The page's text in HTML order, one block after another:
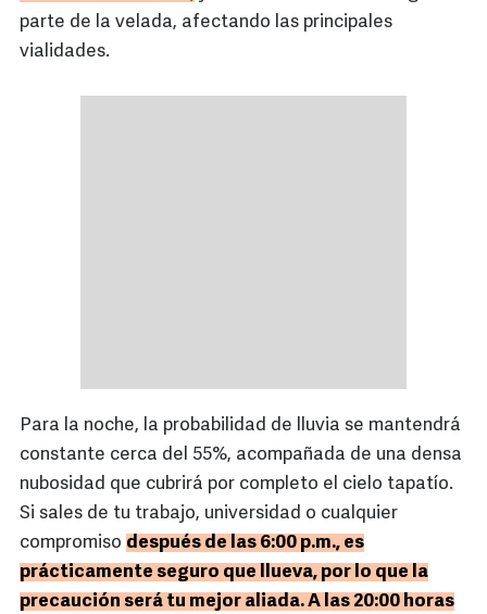
parte de la velada, afectando las principales
vialidades.
Para la noche, la probabilidad de lluvia se mantendrá
constante cerca del 55%, acompañada de una densa
nubosidad que cubrirá por completo el cielo tapatío.
Si sales de tu trabajo, universidad o cualquier
compromiso después de las 6:00 p.m., es
prácticamente seguro que llueva, por lo que la
precaución será tu mejor aliada. A las 20:00 horas